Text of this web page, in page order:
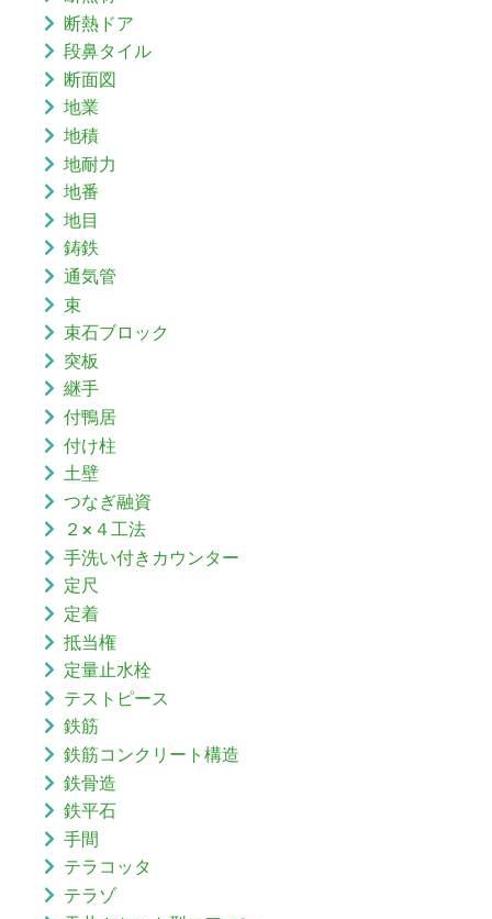
断熱ドア
段鼻タイル
断面図
地業
地積
地耐力
地番
地目
鋳鉄
通気管
束
束石ブロック
突板
継手
付鴨居
付け柱
土壁
つなぎ融資
２×４工法
手洗い付きカウンター
定尺
定着
抵当権
定量止水栓
テストピース
鉄筋
鉄筋コンクリート構造
鉄骨造
鉄平石
手間
テラコッタ
テラゾ